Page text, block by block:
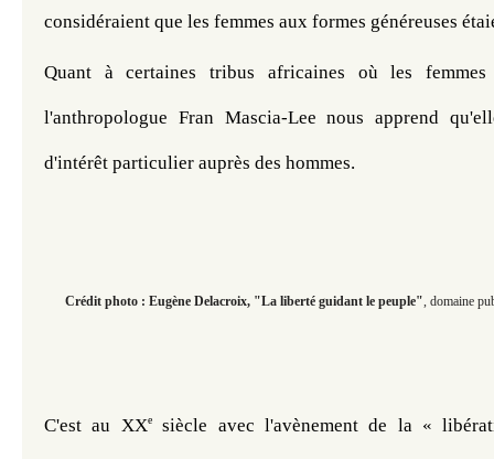
considéraient que les femmes aux formes généreuses
Quant à certaines tribus africaines où les
l'anthropologue Fran Mascia-Lee nous apprend
d'intérêt particulier auprès des hommes.
Crédit photo : Eugène Delacroix, "La liberté guidant le peuple", domaine
C'est au XXe siècle avec l'avènement de la «